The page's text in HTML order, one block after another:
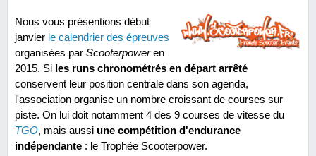
Nous vous présentions début
janvier le calendrier des épreuves
organisées par Scooterpoweren
2015. Si les runs chronométrés en départ arrêté
conservent leur position centrale dans son agenda,
l'association organise un nombre croissant de courses sur
piste. On lui doit notamment 4 des 9 courses de vitesse du
TGO, mais aussi une compétition d'endurance
indépendante : le Trophée Scooterpower.